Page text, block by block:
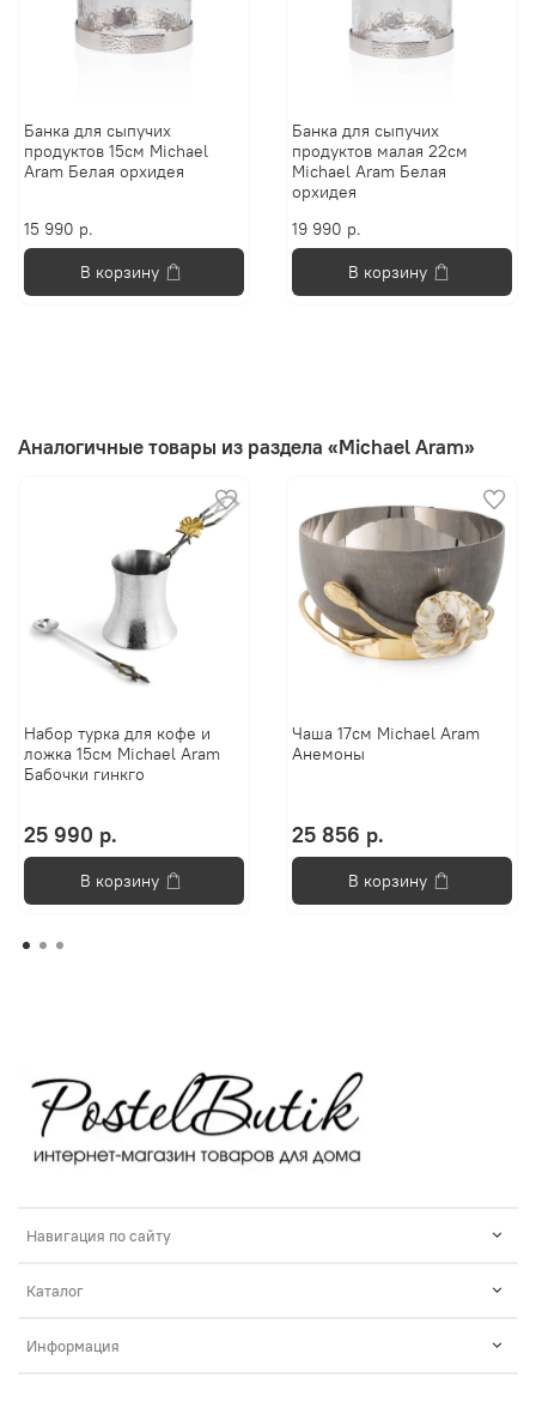
Банка для сыпучих
продуктов 15см Michael
Aram Белая орхидея
15 990 р.
В корзину
Банка для сыпучих
продуктов малая 22см
Michael Aram Белая
орхидея
19 990 р.
В корзину
Аналогичные товары из раздела «Michael Aram»
Набор турка для кофе и
ложка 15см Michael Aram
Бабочки гинкго
25 990 р.
В корзину
Чаша 17см Michael Aram
Анемоны
25 856 р.
В корзину
Навигация по сайту
Каталог
Информация